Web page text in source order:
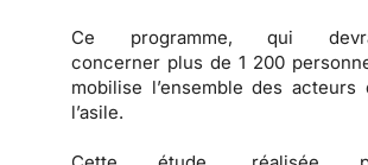
Ce programme, qui
concerner plus de 1 200
mobilise l’ensemble des acteurs
l’asile.